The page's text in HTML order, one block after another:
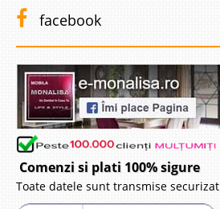
facebook
Comenzi si plati 100% sigure
Toate datele sunt transmise securizat